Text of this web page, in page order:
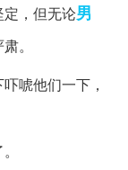
，但无论男
。
唬他们一下，